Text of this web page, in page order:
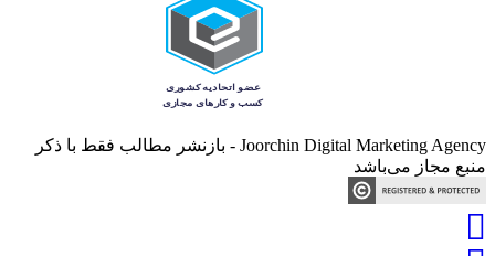
Joorchin Digital Marketing Agency - بازنشر مطالب فقط با ذکر
منبع مجاز می‌باشد